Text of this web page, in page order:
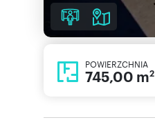
POWIERZCHNIA
745,00 m2